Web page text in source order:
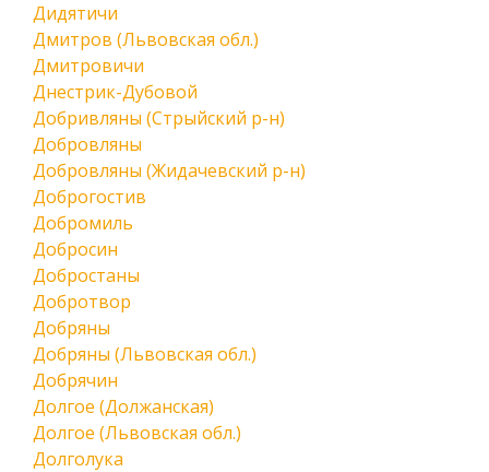
Дидятичи
Дмитров (Львовская обл.)
Дмитровичи
Днестрик-Дубовой
Добривляны (Стрыйский р-н)
Добровляны
Добровляны (Жидачевский р-н)
Доброгостив
Добромиль
Добросин
Добростаны
Добротвор
Добряны
Добряны (Львовская обл.)
Добрячин
Долгое (Должанская)
Долгое (Львовская обл.)
Долголука